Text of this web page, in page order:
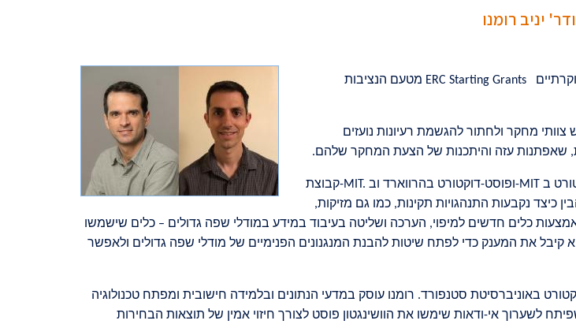
ERC Starting Grants מטעם הנציבות
מחקר ולחתור להגשמת רעיונות נועזים
שאפתנות עזה והיתכנות של הצעת המחקר שלהם.
-MIT ופוסט-דוקטורט בהרווארד וב -MIT.קבוצת
נקבעות התנהגויות תקינות, כמו גם מזיקות,
כלים חדשים למיפוי, הערכה ושליטה בעיבוד במידע במודלי שפה גדולים – כלים שישמשו
את המענק כדי לפתח שיטות להבנת המנגנונים הפנימיים של מודלי שפה גדולים ולאפשר
באוניברסיטת סטנפורד. רומנו עוסק במדעי הנתונים ובלמידה חישובית ומפתח טכנולוגיה
לשערוך אי-ודאות שימשו את הוושינגטון פוסט לצורך חיזוי אמין של תוצאות הבחירות